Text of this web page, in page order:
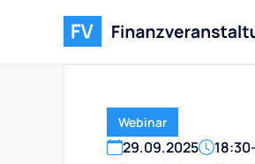
Webinar
29.09.2025 18:30